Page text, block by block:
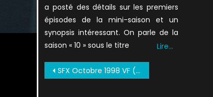
a posté des détails sur les premiers
épisodes de la mini-saison et un
synopsis intéressant. On parle de la
saison « 10 » sous le titre
Lire…
Navigation
SFX Octobre 1998 VF (1)